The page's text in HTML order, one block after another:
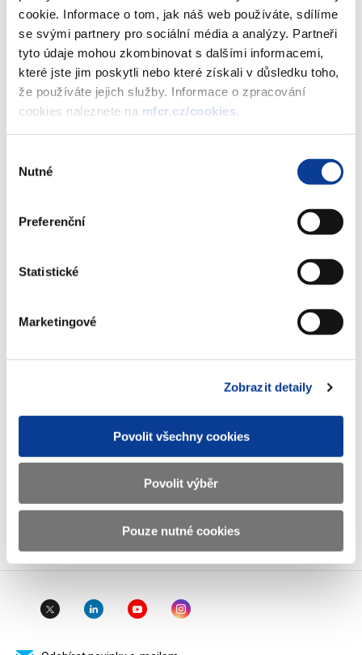
cookie. Informace o tom, jak náš web používáte, sdílíme
se svými partnery pro sociální média a analýzy. Partneři
tyto údaje mohou zkombinovat s dalšími informacemi,
které jste jim poskytli nebo které získali v důsledku toho,
že používáte jejich služby. Informace o zpracování
cookies naleznete na mfcr.cz/cookies.
souhlasu
Nutné
Preferenční
Statistické
Marketingové
Zobrazit detaily
Povolit všechny cookies
Povolit výběr
Pouze nutné cookies
konaného dne 6.5.2015.
Zobrazeno 87 × Doporučeno
E-mail
DIČ CZ00006947
ID Datové
xzeaauv
Weby ministerstva
Důležité odkazy